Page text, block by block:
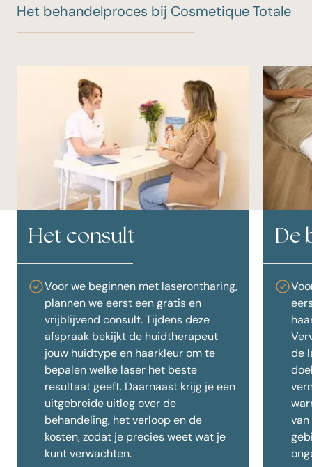
Het behandelproces bij Cosmetique Totale
Het consult
Voor we beginnen met laserontharing,
plannen we eerst een gratis en
vrijblijvend consult. Tijdens deze
afspraak bekijkt de huidtherapeut
jouw huidtype en haarkleur om te
bepalen welke laser het beste
resultaat geeft. Daarnaast krijg je een
uitgebreide uitleg over de
behandeling, het verloop en de
kosten, zodat je precies weet wat je
kunt verwachten.
De
de